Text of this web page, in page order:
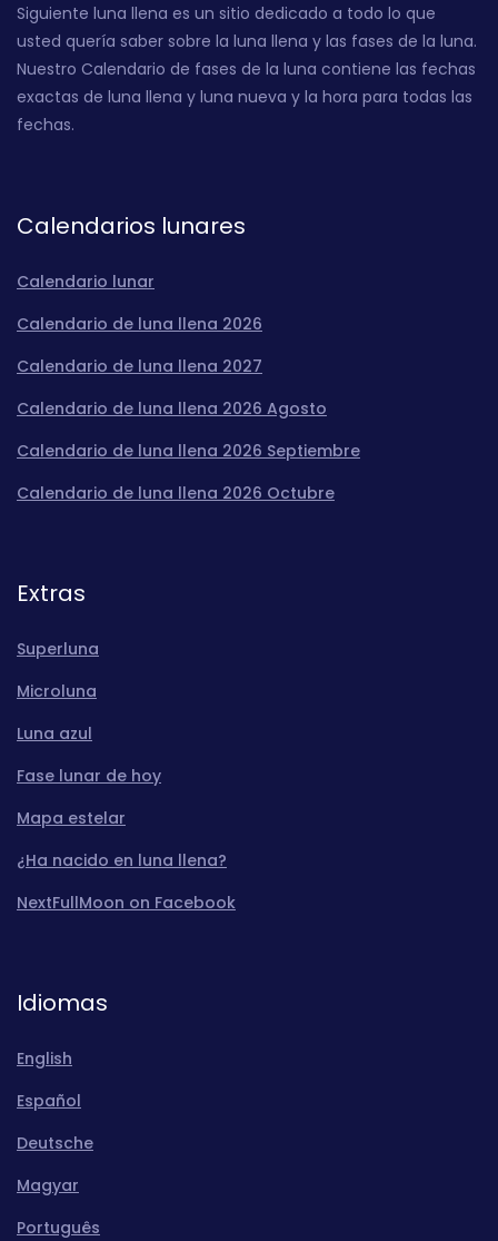
Siguiente luna llena es un sitio dedicado a todo lo que
usted quería saber sobre la luna llena y las fases de la luna.
Nuestro Calendario de fases de la luna contiene las fechas
exactas de luna llena y luna nueva y la hora para todas las
fechas.
Calendarios lunares
Calendario lunar
Calendario de luna llena 2026
Calendario de luna llena 2027
Calendario de luna llena 2026 Agosto
Calendario de luna llena 2026 Septiembre
Calendario de luna llena 2026 Octubre
Extras
Superluna
Microluna
Luna azul
Fase lunar de hoy
Mapa estelar
¿Ha nacido en luna llena?
NextFullMoon on Facebook
Idiomas
English
Español
Deutsche
Magyar
Português